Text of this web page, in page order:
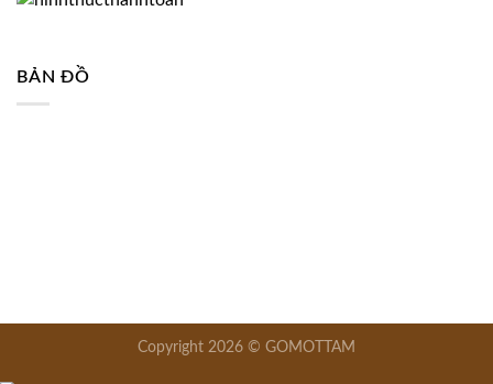
BẢN ĐỒ
Copyright 2026 © GOMOTTAM